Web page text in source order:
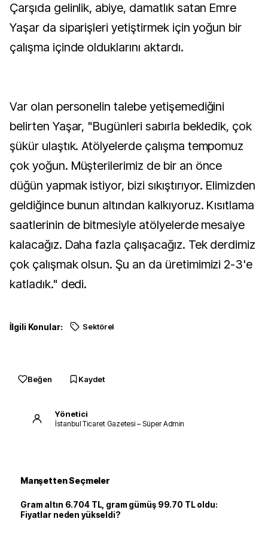
Çarşıda gelinlik, abiye, damatlık satan Emre
Yaşar da siparişleri yetiştirmek için yoğun bir
çalışma içinde olduklarını aktardı.
Var olan personelin talebe yetişemediğini
belirten Yaşar, "Bugünleri sabırla bekledik, çok
şükür ulaştık. Atölyelerde çalışma tempomuz
çok yoğun. Müşterilerimiz de bir an önce
düğün yapmak istiyor, bizi sıkıştırıyor. Elimizden
geldiğince bunun altından kalkıyoruz. Kısıtlama
saatlerinin de bitmesiyle atölyelerde mesaiye
kalacağız. Daha fazla çalışacağız. Tek derdimiz
çok çalışmak olsun. Şu an da üretimimizi 2-3'e
katladık." dedi.
İlgili Konular: Sektörel
Beğen Kaydet
Yönetici
İstanbul Ticaret Gazetesi – Süper Admin
Manşetten Seçmeler
Gram altın 6.704 TL, gram gümüş 99.70 TL oldu:
Fiyatlar neden yükseldi?